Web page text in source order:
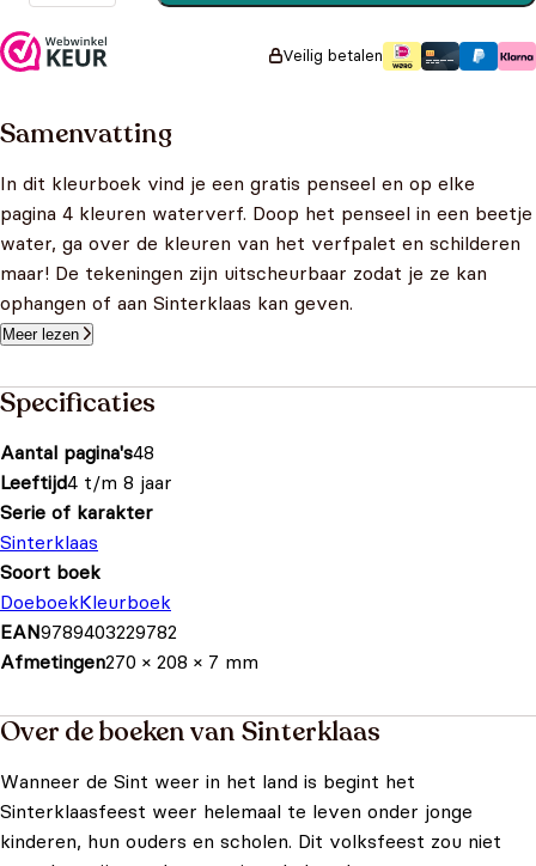
Veilig betalen
Samenvatting
In dit kleurboek vind je een gratis penseel en op elke
pagina 4 kleuren waterverf. Doop het penseel in een beetje
water, ga over de kleuren van het verfpalet en schilderen
maar! De tekeningen zijn uitscheurbaar zodat je ze kan
ophangen of aan Sinterklaas kan geven.
Meer lezen
Specificaties
Aantal pagina's48
Leeftijd4 t/m 8 jaar
Serie of karakter
Sinterklaas
Soort boek
DoeboekKleurboek
EAN9789403229782
Afmetingen270 × 208 × 7 mm
Over de boeken van Sinterklaas
Wanneer de Sint weer in het land is begint het
Sinterklaasfeest weer helemaal te leven onder jonge
kinderen, hun ouders en scholen. Dit volksfeest zou niet